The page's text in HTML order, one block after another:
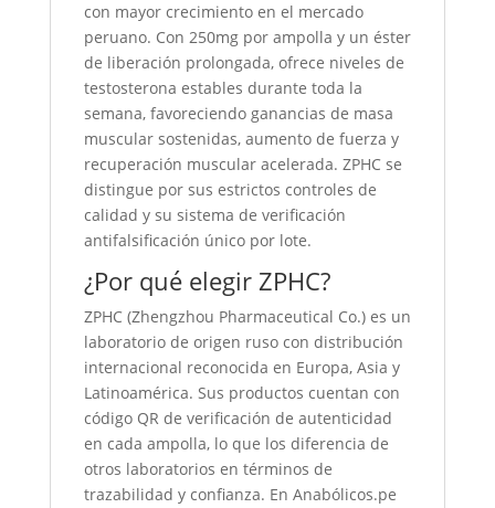
con mayor crecimiento en el mercado
peruano. Con 250mg por ampolla y un éster
de liberación prolongada, ofrece niveles de
testosterona estables durante toda la
semana, favoreciendo ganancias de masa
muscular sostenidas, aumento de fuerza y
recuperación muscular acelerada. ZPHC se
distingue por sus estrictos controles de
calidad y su sistema de verificación
antifalsificación único por lote.
¿Por qué elegir ZPHC?
ZPHC (Zhengzhou Pharmaceutical Co.) es un
laboratorio de origen ruso con distribución
internacional reconocida en Europa, Asia y
Latinoamérica. Sus productos cuentan con
código QR de verificación de autenticidad
en cada ampolla, lo que los diferencia de
otros laboratorios en términos de
trazabilidad y confianza. En Anabólicos.pe